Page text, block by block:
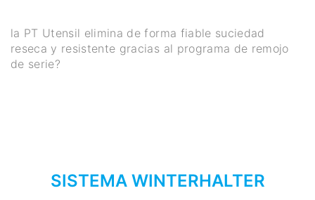
la PT Utensil elimina de forma fiable suciedad
reseca y resistente gracias al programa de remojo
de serie?
SISTEMA WINTERHALTER